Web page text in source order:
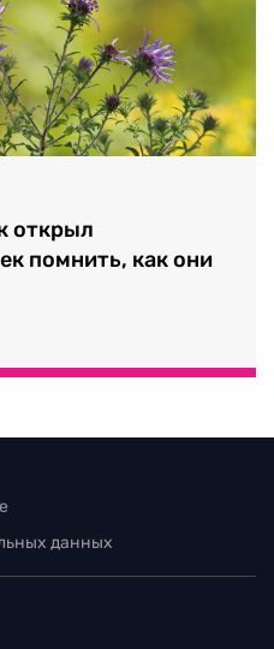
открыл
помнить, как они
данных